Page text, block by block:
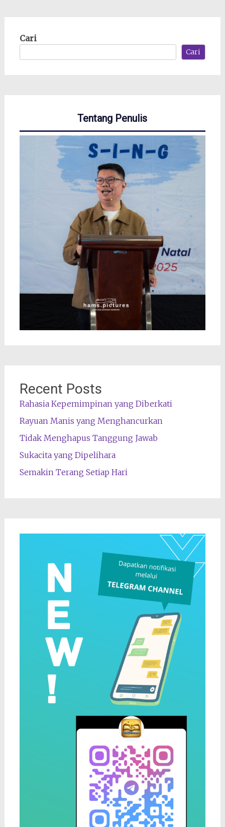
Cari
Cari
Tentang Penulis
Recent Posts
Rahasia Kepemimpinan yang Diberkati
Rayuan Manis yang Menghancurkan
Tidak Menghapus Tanggung Jawab
Sukacita yang Dipelihara
Semakin Terang Setiap Hari